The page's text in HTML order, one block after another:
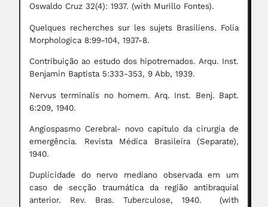
Oswaldo Cruz 32(4): 1937. (with Murillo Fontes).
Quelques recherches sur les sujets Brasiliens. Folia
Morphologica 8:99-104, 1937-8.
Contribuição ao estudo dos hipotremados. Arqu. Inst.
Benjamin Baptista 5:333-353, 9 Abb, 1939.
Nervus terminalis no homem. Arq. Inst. Benj. Bapt.
6:209, 1940.
Angiospasmo Cerebral- novo capítulo da cirurgia de
emergência. Revista Médica Brasileira (Separate),
1940.
Duplicidade do nervo mediano observada em um
caso de secção traumática da região antibraquial
anterior. Rev. Bras. Tuberculose, 1940. (with